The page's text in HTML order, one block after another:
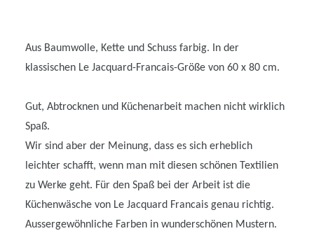
Aus Baumwolle, Kette und Schuss farbig. In der
klassischen Le Jacquard-Francais-Größe von 60 x 80 cm.
Gut, Abtrocknen und Küchenarbeit machen nicht wirklich
Spaß.
Wir sind aber der Meinung, dass es sich erheblich
leichter schafft, wenn man mit diesen schönen Textilien
zu Werke geht. Für den Spaß bei der Arbeit ist die
Küchenwäsche von Le Jacquard Francais genau richtig.
Aussergewöhnliche Farben in wunderschönen Mustern.